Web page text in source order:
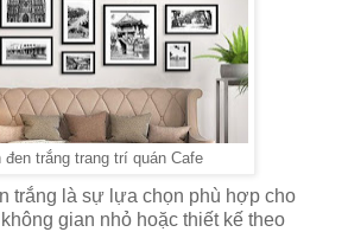
đen trắng trang trí quán Cafe
trắng là sự lựa chọn phù hợp cho
gian nhỏ hoặc thiết kế theo